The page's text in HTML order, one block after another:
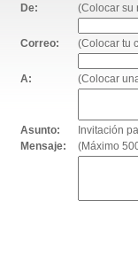
De: (Colocar su
Correo: (Colocar tu
A: (Colocar
Asunto:
Invitación
Mensaje:
(Máximo